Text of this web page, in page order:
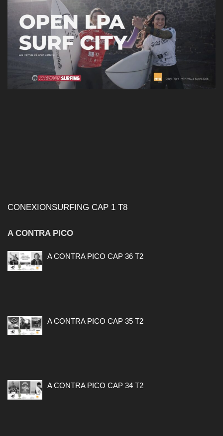
CONEXIONSURFING CAP 1 T8
A CONTRA PICO
A CONTRA PICO CAP 36 T2
A CONTRA PICO CAP 35 T2
A CONTRA PICO CAP 34 T2